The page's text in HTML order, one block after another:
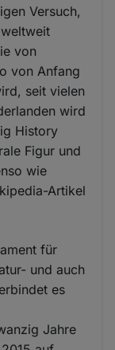
Versuch,
von
von Anfang
seit vielen
wird
History
Figur und
wie
Artikel
für
und auch
es
Jahre